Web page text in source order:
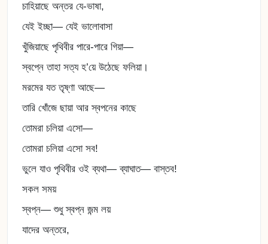
চাহিয়াছে অন্তর যে-ভাষা,
যেই ইচ্ছা— যেই ভালোবাসা
খুঁজিয়াছে পৃথিবীর পারে-পারে গিয়া—
স্বপ্নে তাহা সত্য হ’য়ে উঠেছে ফলিয়া।
মরমের যত তৃষ্ণা আছে—
তারি খোঁজে ছায়া আর স্বপনের কাছে
তোমরা চলিয়া এসো—
তোমরা চলিয়া এসো সব!
ভুলে যাও পৃথিবীর ওই ব্যথা— ব্যাঘাত— বাস্তব!
সকল সময়
স্বপ্ন— শুধু স্বপ্ন জন্ম লয়
যাদের অন্তরে,